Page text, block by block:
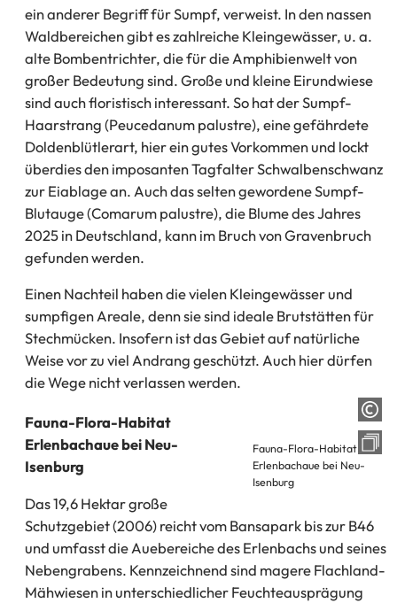
ein anderer Begriff für Sumpf, verweist. In den nassen
Waldbereichen gibt es zahlreiche Kleingewässer, u. a.
alte Bombentrichter, die für die Amphibienwelt von
großer Bedeutung sind. Große und kleine Eirundwiese
sind auch floristisch interessant. So hat der Sumpf-
Haarstrang (Peucedanum palustre), eine gefährdete
Doldenblütlerart, hier ein gutes Vorkommen und lockt
überdies den imposanten Tagfalter Schwalbenschwanz
zur Eiablage an. Auch das selten gewordene Sumpf-
Blutauge (Comarum palustre), die Blume des Jahres
2025 in Deutschland, kann im Bruch von Gravenbruch
gefunden werden.
Einen Nachteil haben die vielen Kleingewässer und
sumpfigen Areale, denn sie sind ideale Brutstätten für
Stechmücken. Insofern ist das Gebiet auf natürliche
Weise vor zu viel Andrang geschützt. Auch hier dürfen
die Wege nicht verlassen werden.
Fauna-Flora-Habitat
Erlenbachaue bei Neu-
Isenburg
Fauna-Flora-Habitat
Erlenbachaue bei Neu-
Isenburg
Das 19,6 Hektar große
Schutzgebiet (2006) reicht vom Bansapark bis zur B46
und umfasst die Auebereiche des Erlenbachs und seines
Nebengrabens. Kennzeichnend sind magere Flachland-
Mähwiesen in unterschiedlicher Feuchteausprägung